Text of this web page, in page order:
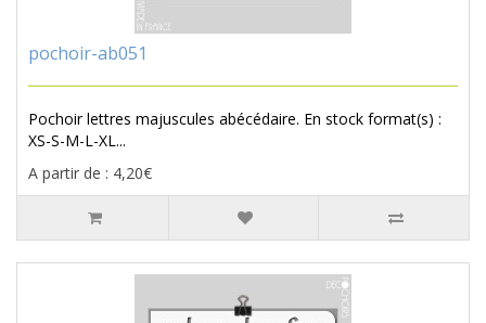
pochoir-ab051
Pochoir lettres majuscules abécédaire. En stock format(s) :
XS-S-M-L-XL...
A partir de : 4,20€